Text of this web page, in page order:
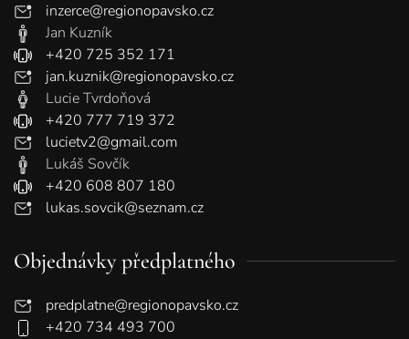
inzerce@regionopavsko.cz
Jan Kuzník
+420 725 352 171
jan.kuznik@regionopavsko.cz
Lucie Tvrdoňová
+420 777 719 372
lucietv2@gmail.com
Lukáš Sovčík
+420 608 807 180
lukas.sovcik@seznam.cz
Objednávky předplatného
predplatne@regionopavsko.cz
+420 734 493 700